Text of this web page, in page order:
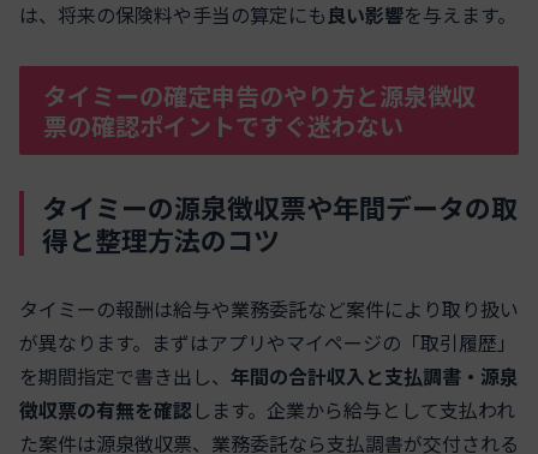
は、将来の保険料や手当の算定にも良い影響を与えます。
タイミーの確定申告のやり方と源泉徴収
票の確認ポイントですぐ迷わない
タイミーの源泉徴収票や年間データの取
得と整理方法のコツ
タイミーの報酬は給与や業務委託など案件により取り扱い
が異なります。まずはアプリやマイページの「取引履歴」
を期間指定で書き出し、 年間の合計収入と支払調書・源泉
徴収票の有無を確認します。企業から給与として支払われ
た案件は源泉徴収票、業務委託なら支払調書が交付される